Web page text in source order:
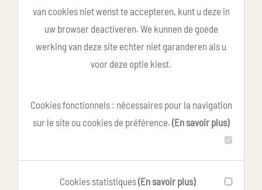
van cookies niet wenst te accepteren, kunt u deze in
uw browser deactiveren. We kunnen de goede
werking van deze site echter niet garanderen als u
voor deze optie kiest.
Cookies fonctionnels : nécessaires pour la navigation
sur le site ou cookies de préférence. (En savoir plus)
Cookies statistiques(En savoir plus)